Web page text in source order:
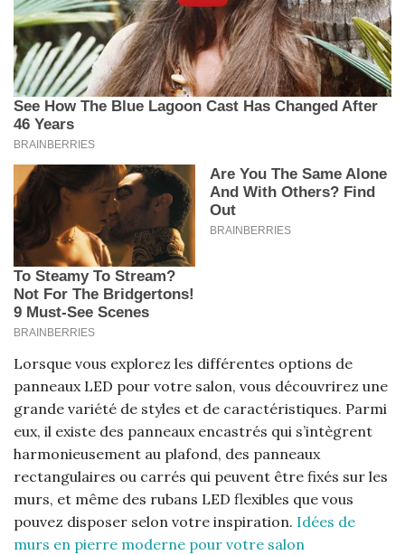
Lorsque vous explorez les différentes options de
panneaux LED pour votre salon, vous découvrirez une
grande variété de styles et de caractéristiques. Parmi
eux, il existe des panneaux encastrés qui s’intègrent
harmonieusement au plafond, des panneaux
rectangulaires ou carrés qui peuvent être fixés sur les
murs, et même des rubans LED flexibles que vous
pouvez disposer selon votre inspiration. Idées de
murs en pierre moderne pour votre salon